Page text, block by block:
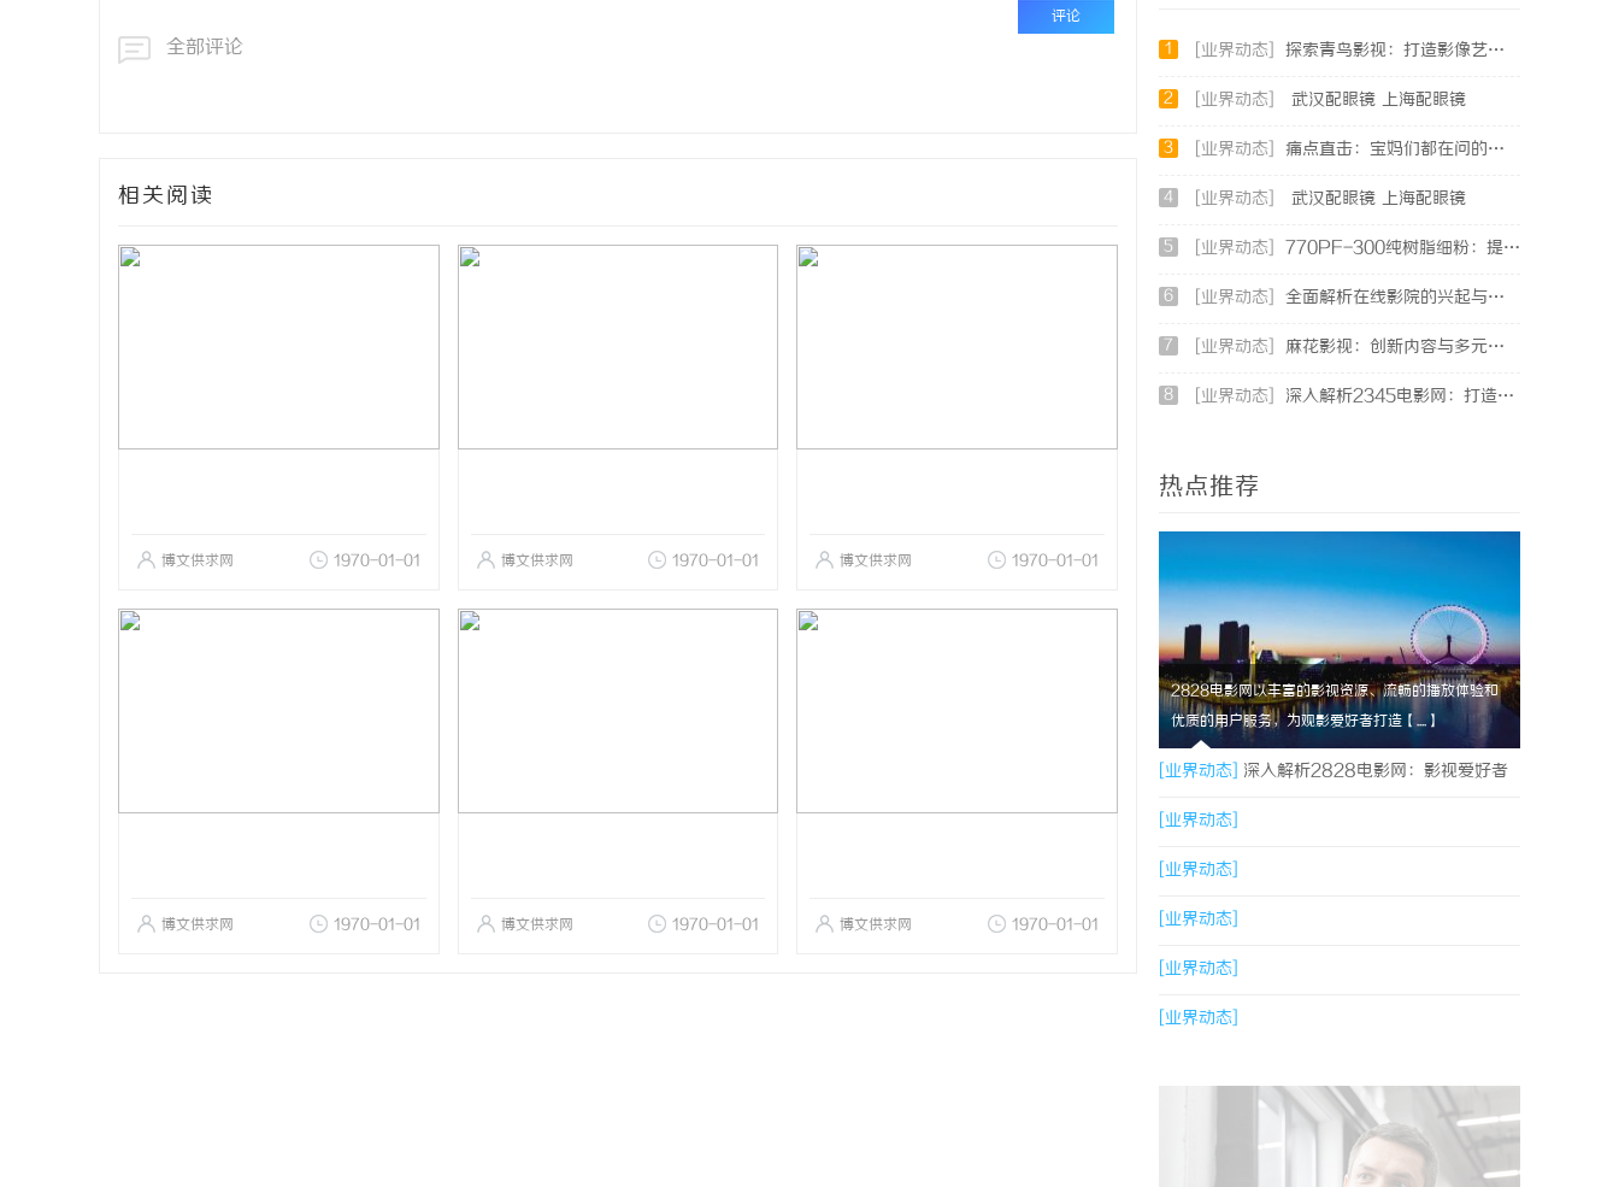
评论
全部评论
相关阅读
博文供求网 1970-01-01 博文供求网 1970-01-01 博文供求网 1970-01-01
博文供求网 1970-01-01 博文供求网 1970-01-01 博文供求网 1970-01-01
1 [业界动态] 探索青鸟影视：打造影像艺术的全新体验与未来发展
2 [业界动态] 武汉配眼镜 上海配眼镜
3 [业界动态] 痛点直击：宝妈们都在问的“绿色环保母婴纸巾”到底怎么选？
4 [业界动态] 武汉配眼镜 上海配眼镜
5 [业界动态] 770PF-300纯树脂细粉：提升塑料制品性能的新选择
6 [业界动态] 全面解析在线影院的兴起与未来发展趋势探讨
7 [业界动态] 麻花影视：创新内容与多元化发展的影视新势力
8 [业界动态] 深入解析2345电影网：打造优质影视资源的平台优势与功能详解
热点推荐
2828电影网以丰富的影视资源、流畅的播放体验和
优质的用户服务，为观影爱好者打造【....】
[业界动态] 深入解析2828电影网：影视爱好者
的优质观影平台体验
[业界动态]
[业界动态]
[业界动态]
[业界动态]
[业界动态]